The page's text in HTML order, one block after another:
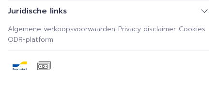
Juridische links
Algemene verkoopsvoorwaarden Privacy disclaimer Cookies
ODR-platform